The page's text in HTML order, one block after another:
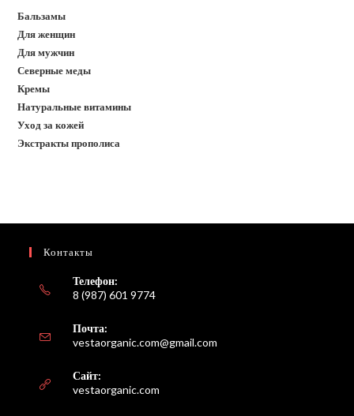
Бальзамы
Для женщин
Для мужчин
Северные меды
Кремы
Натуральные витамины
Уход за кожей
Экстракты прополиса
Контакты
Телефон:
8 (987) 601 9774
Почта:
vestaorganic.com@gmail.com
Сайт:
vestaorganic.com